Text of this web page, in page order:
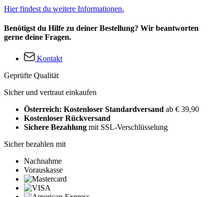
Hier findest du weitere Informationen.
Benötigst du Hilfe zu deiner Bestellung? Wir beantworten
gerne deine Fragen.
Kontakt
Geprüfte Qualität
Sicher und vertraut einkaufen
Österreich: Kostenloser Standardversand ab € 39,90
Kostenloser Rückversand
Sichere Bezahlung mit SSL-Verschlüsselung
Sicher bezahlen mit
Nachnahme
Vorauskasse